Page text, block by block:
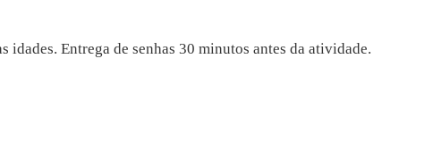
idades. Entrega de senhas 30 minutos antes da atividade.